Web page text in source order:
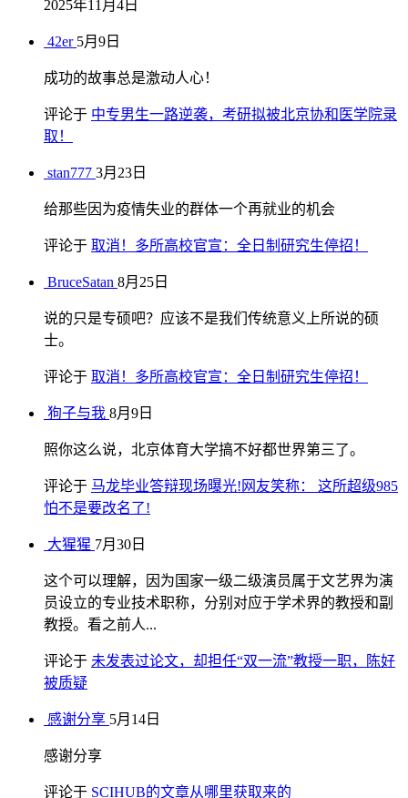
2025年11月4日
42er 5月9日
成功的故事总是激动人心！
评论于 中专男生一路逆袭，考研拟被北京协和医学院录
取！
stan777 3月23日
给那些因为疫情失业的群体一个再就业的机会
评论于 取消！多所高校官宣：全日制研究生停招！
BruceSatan 8月25日
说的只是专硕吧？应该不是我们传统意义上所说的硕
士。
评论于 取消！多所高校官宣：全日制研究生停招！
狗子与我 8月9日
照你这么说，北京体育大学搞不好都世界第三了。
评论于 马龙毕业答辩现场曝光!网友笑称： 这所超级985
怕不是要改名了!
大猩猩 7月30日
这个可以理解，因为国家一级二级演员属于文艺界为演
员设立的专业技术职称，分别对应于学术界的教授和副
教授。看之前人...
评论于 未发表过论文，却担任“双一流”教授一职，陈好
被质疑
感谢分享 5月14日
感谢分享
评论于 SCIHUB的文章从哪里获取来的